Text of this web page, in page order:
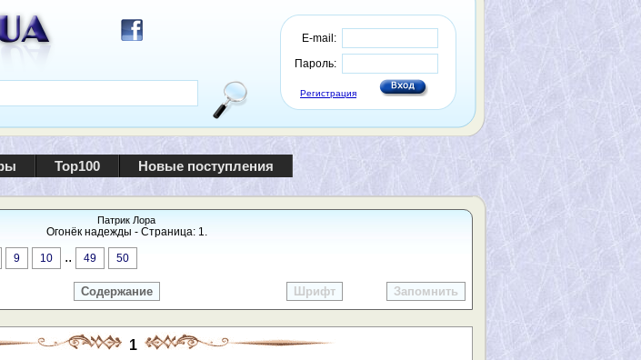
E-mail:
Пароль:
Регистрация
Top100 Новые поступления
Патрик Лора
Огонёк надежды - Страница: 1.
9 10 .. 49 50
Содержание Шрифт Запомнить
1